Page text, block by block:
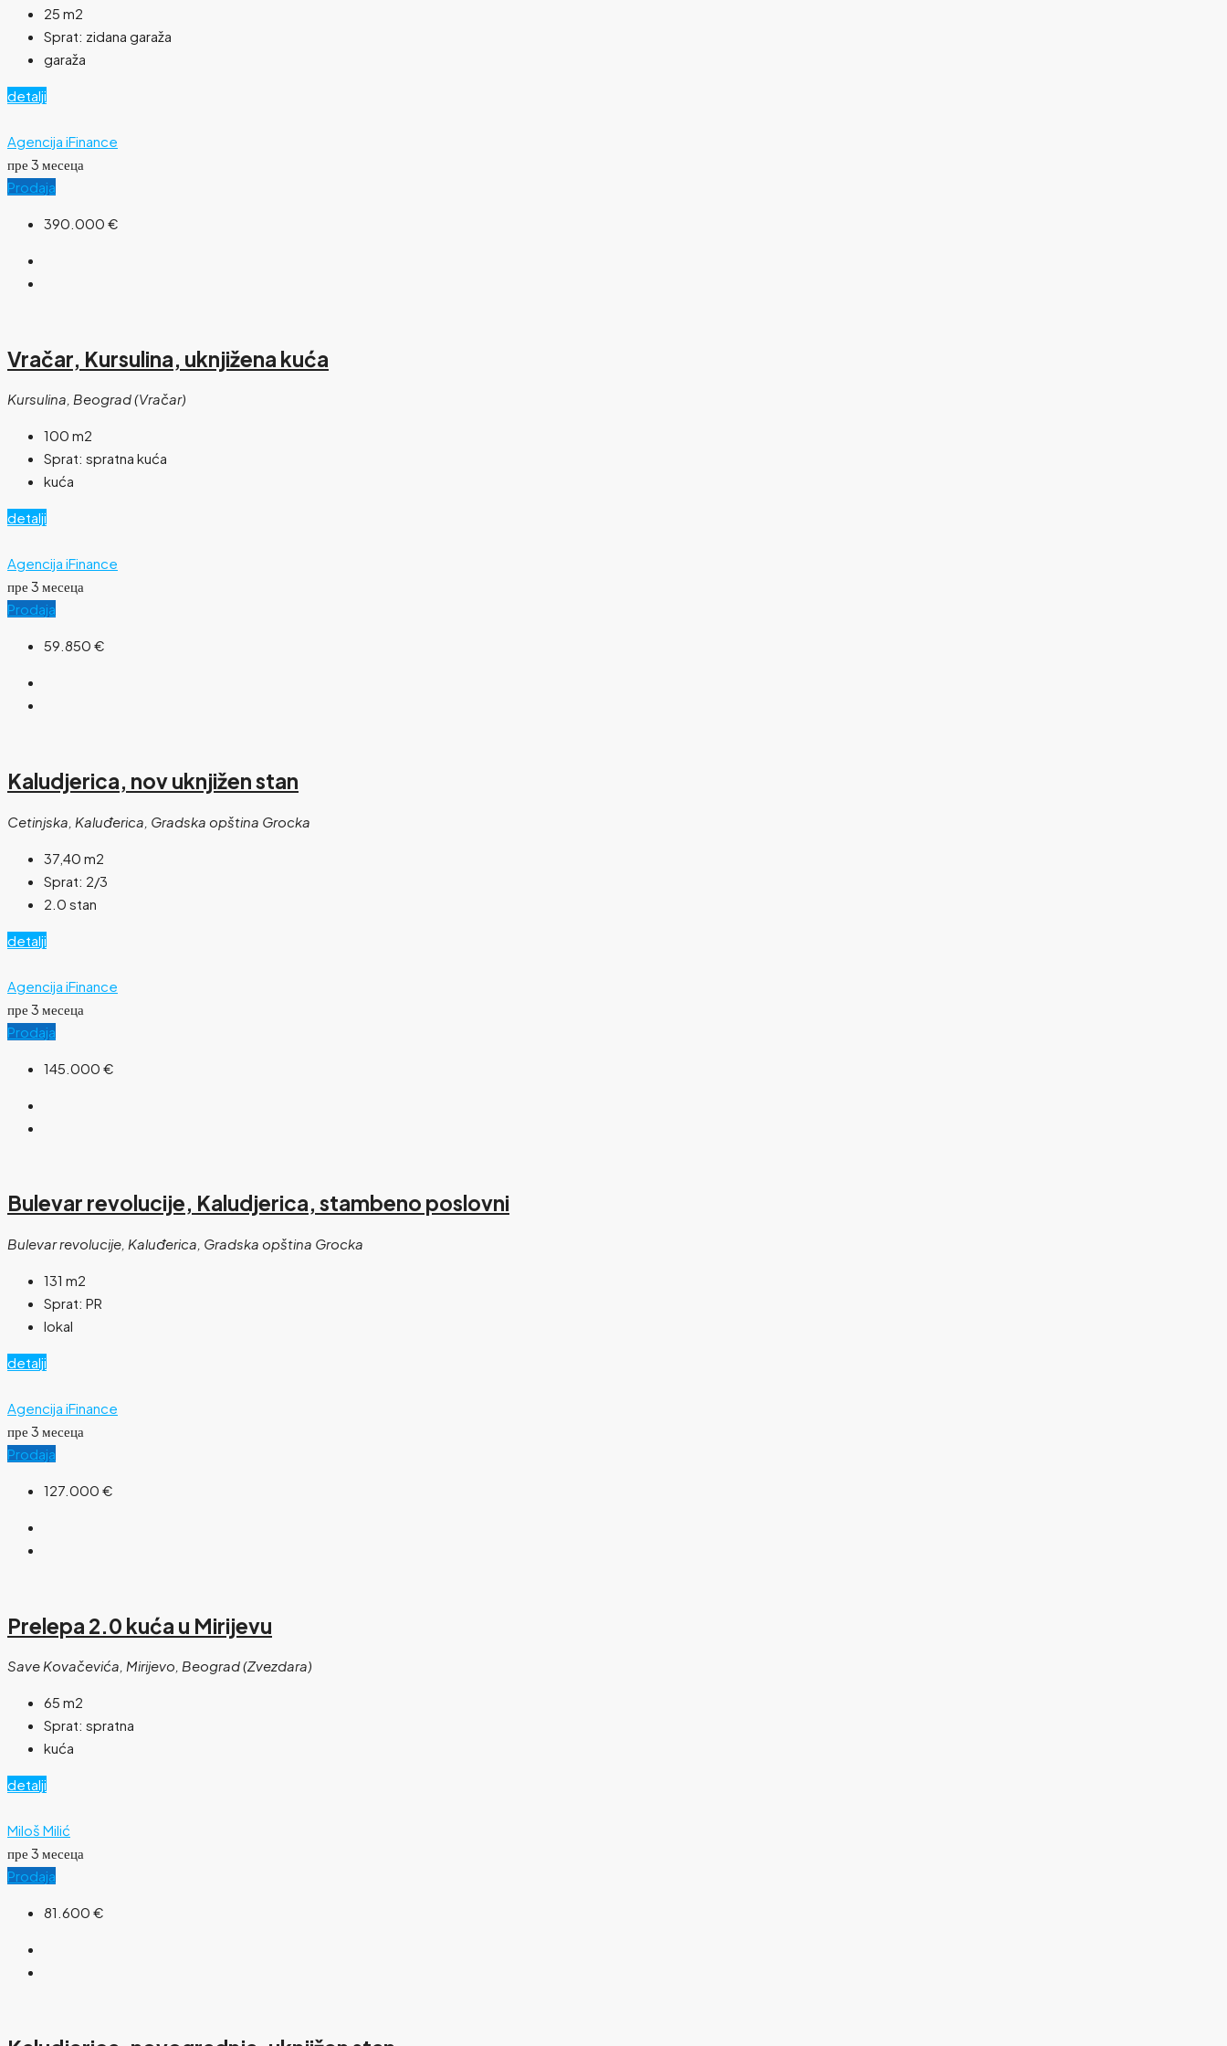
25 m2
Sprat: zidana garaža
garaža
detalji
Agencija iFinance
пре 3 месеца
Prodaja
390.000 €
Vračar, Kursulina, uknjižena kuća
Kursulina, Beograd (Vračar)
100 m2
Sprat: spratna kuća
kuća
detalji
Agencija iFinance
пре 3 месеца
Prodaja
59.850 €
Kaludjerica, nov uknjižen stan
Cetinjska, Kaluđerica, Gradska opština Grocka
37,40 m2
Sprat: 2/3
2.0 stan
detalji
Agencija iFinance
пре 3 месеца
Prodaja
145.000 €
Bulevar revolucije, Kaludjerica, stambeno poslovni
Bulevar revolucije, Kaluđerica, Gradska opština Grocka
131 m2
Sprat: PR
lokal
detalji
Agencija iFinance
пре 3 месеца
Prodaja
127.000 €
Prelepa 2.0 kuća u Mirijevu
Save Kovačevića, Mirijevo, Beograd (Zvezdara)
65 m2
Sprat: spratna
kuća
detalji
Miloš Milić
пре 3 месеца
Prodaja
81.600 €